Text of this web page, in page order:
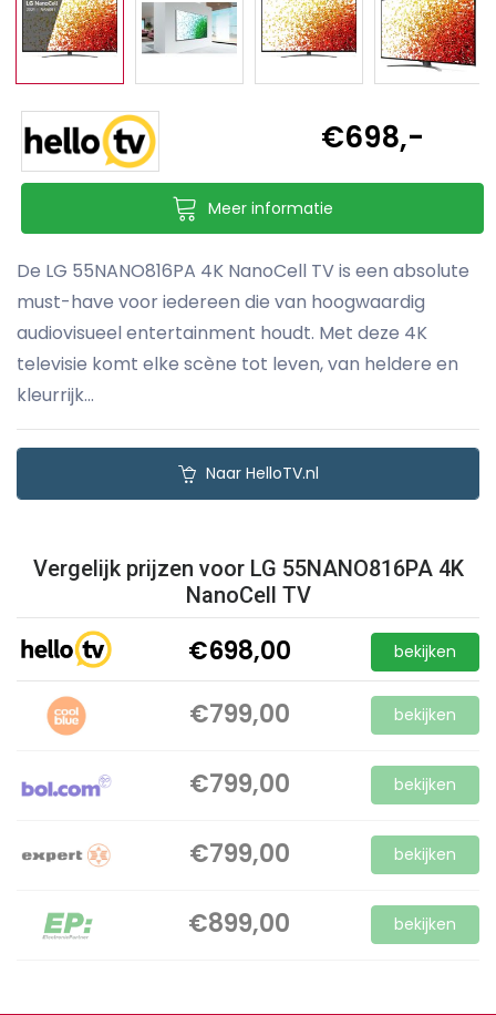
€698,-
Meer informatie
De LG 55NANO816PA 4K NanoCell TV is een absolute
must-have voor iedereen die van hoogwaardig
audiovisueel entertainment houdt. Met deze 4K
televisie komt elke scène tot leven, van heldere en
kleurrijk...
Naar HelloTV.nl
Vergelijk prijzen voor LG 55NANO816PA 4K
NanoCell TV
€698,00 bekijken
€799,00 bekijken
€799,00 bekijken
€799,00 bekijken
€899,00 bekijken